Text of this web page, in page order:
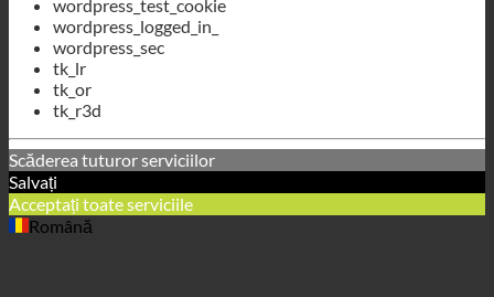
tk_lr
tk_or
tk_r3d
Scăderea tuturor serviciilor
Acceptați toate serviciile
Română